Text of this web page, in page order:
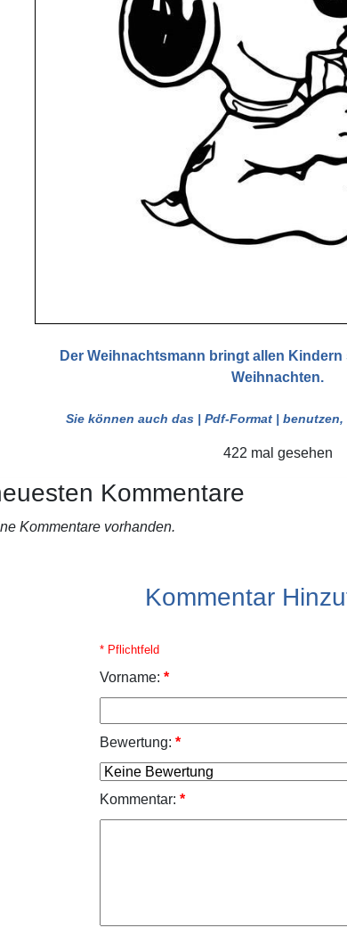
Der Weihnachtsmann bringt allen
Weihnachten.
Sie können auch das | Pdf-Format | benutzen,
422 mal gesehen
Kommentare
Kommentare vorhanden.
Kommentar
* Pflichtfeld
Vorname: *
Bewertung: *
Kommentar: *